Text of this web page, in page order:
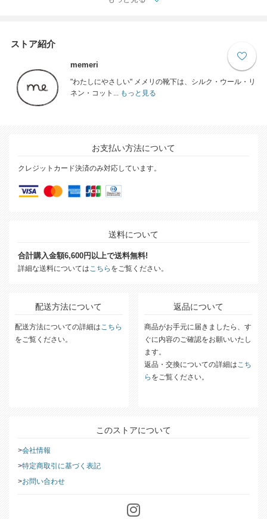
ストア紹介
memeri
"わたしにやさしい" メメリの靴下は、シルク・ウール・リ
ネン・コット...
もっと見る
お支払い方法について
クレジットカード決済のみ対応しています。
送料について
合計購入金額6,600円以上で送料無料!
詳細な送料については こちら をご覧ください。
配送方法について
配送方法についての詳細は こちら
をご覧ください。
返品について
商品がお手元に届きましたら、す
ぐに内容のご確認をお願いいたし
ます。
返品・交換についての詳細は こち
ら をご覧ください。
このストアについて
会社情報
特定商取引に基づく表記
お問い合わせ